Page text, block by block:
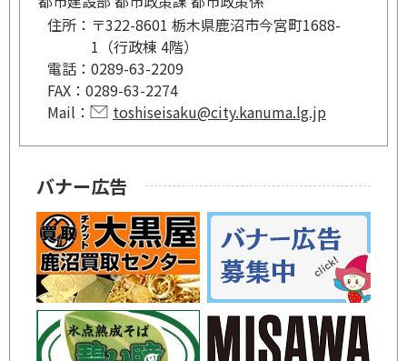
住所： 〒322-8601 栃木県鹿沼市今宮町1688-
1（行政棟 4階）
電話： 0289-63-2209
FAX： 0289-63-2274
Mail：
toshiseisaku@city.kanuma.lg.jp
バナー広告